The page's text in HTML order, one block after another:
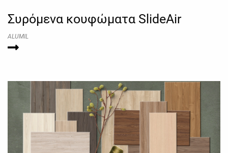
Συρόμενα κουφώματα SlideAir
ALUMIL